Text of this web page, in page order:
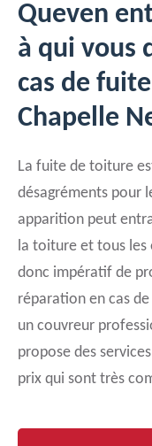
Queven
à qui vous
cas de
Chapelle
La fuite de toiture
désagréments pour
apparition peut
la toiture et tous les
donc impératif de
réparation en cas
un couvreur
propose des
prix qui sont très